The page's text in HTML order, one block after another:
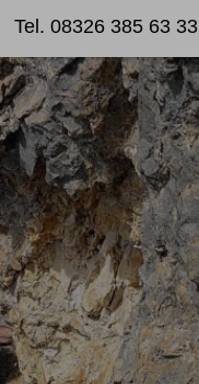
Tel. 08326 385 63 33
Blog
Klettern
Kletterreisen
Kletterkurse